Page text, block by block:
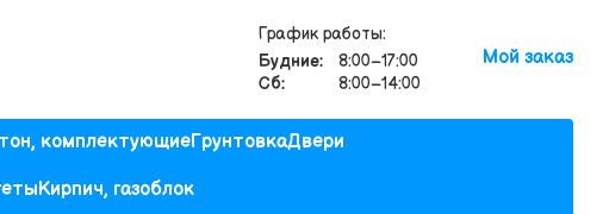
График работы:
Будние:
8:00–17:00
Сб:
8:00–14:00
Мой заказ
комплектующиеГрунтовкаДвери
Кирпич, газоблок